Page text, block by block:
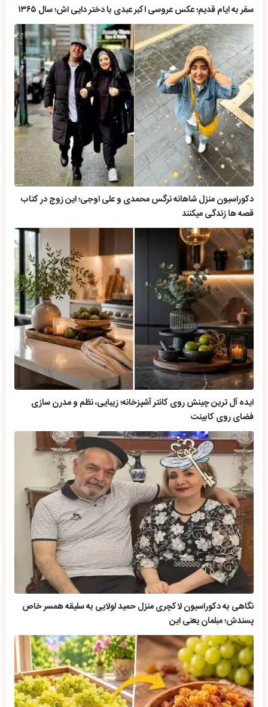
سفر به ایام قدیم؛ عکس عروسی اکبر عبدی با دختر دایی اش؛ سال ۱۳۶۵
دکوراسیون منزل شاهانه نرگس محمدی و علی اوجی؛ این زوج در کتاب
قصه ها زندگی میکنند
ایده آل ترین چینش روی کانتر آشپزخانه؛ زیبایی، نظم و مدرن سازی
فضای روی کابینت
نگاهی به دکوراسیون لاکچری منزل حمید لولایی به سلیقه همسر خاص
پسندش؛ مبلمان یعنی این